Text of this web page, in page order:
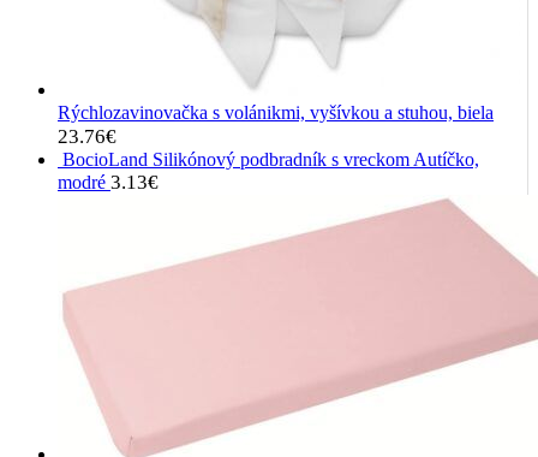
Rýchlozavinovačka s volánikmi, vyšívkou a stuhou, biela
23.76€
BocioLand Silikónový podbradník s vreckom Autíčko,
modré 3.13€